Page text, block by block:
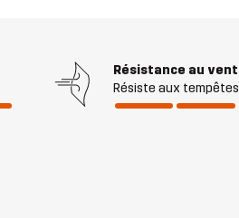
Résistance au vent
Résiste aux tempêtes